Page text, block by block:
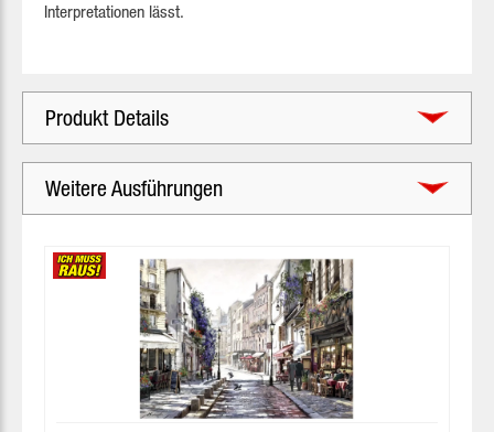
Interpretationen lässt.
Produkt Details
Weitere Ausführungen